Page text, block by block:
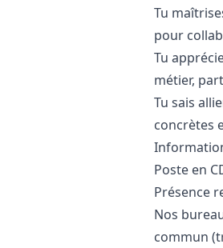
Tu
pour
Tu
métier,
Tu sais
concrètes
Poste en
Présence
Nos
commun